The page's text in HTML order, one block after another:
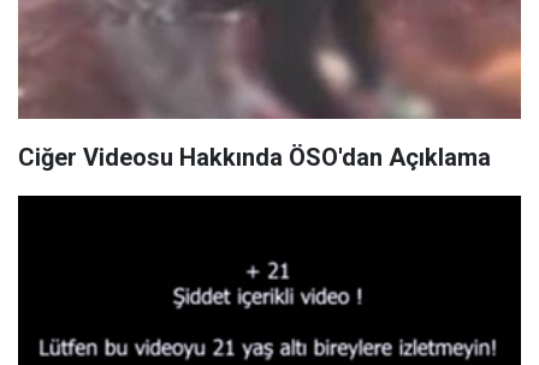
Ciğer Videosu Hakkında ÖSO'dan Açıklama